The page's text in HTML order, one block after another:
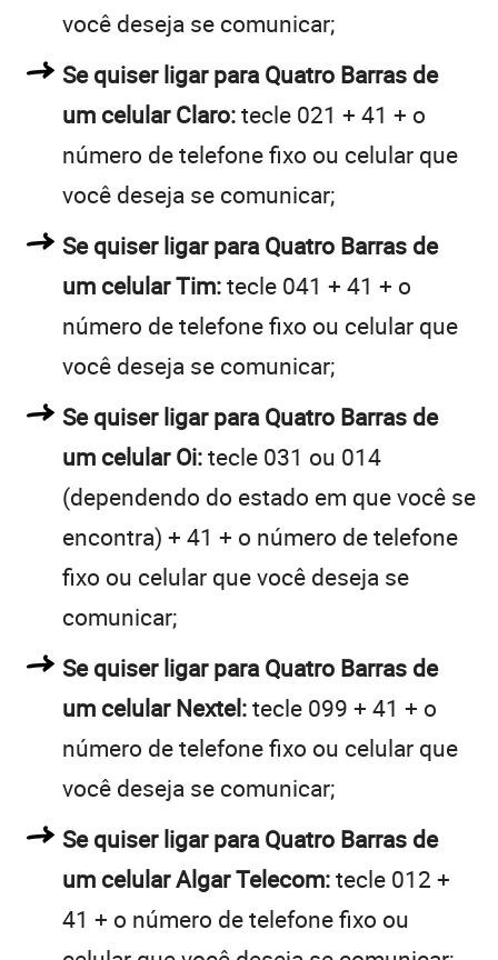
você deseja se comunicar;
Se quiser ligar para Quatro Barras de
um celular Claro:tecle 021 + 41 + o
número de telefone fixo ou celular que
você deseja se comunicar;
Se quiser ligar para Quatro Barras de
um celular Tim:tecle 041 + 41 + o
número de telefone fixo ou celular que
você deseja se comunicar;
Se quiser ligar para Quatro Barras de
um celular Oi:tecle 031 ou 014
(dependendo do estado em que você se
encontra) + 41 + o número de telefone
fixo ou celular que você deseja se
comunicar;
Se quiser ligar para Quatro Barras de
um celular Nextel:tecle 099 + 41 + o
número de telefone fixo ou celular que
você deseja se comunicar;
Se quiser ligar para Quatro Barras de
um celular Algar Telecom:tecle 012 +
41 + o número de telefone fixo ou